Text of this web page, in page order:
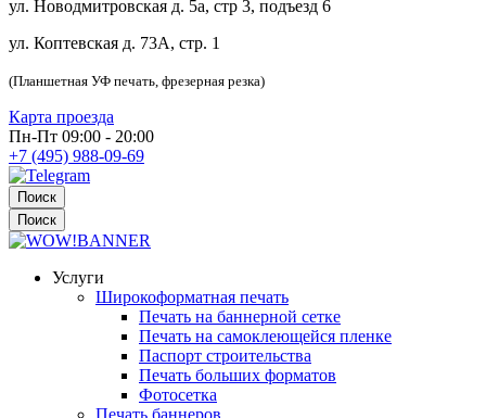
ул. Новодмитровская д. 5а, стр 3, подъезд 6
ул. Коптевская д. 73А, стр. 1
(Планшетная УФ печать, фрезерная резка)
Карта проезда
Пн-Пт 09:00 - 20:00
+7 (495) 988-09-69
Поиск
Поиск
Услуги
Широкоформатная печать
Печать на баннерной сетке
Печать на самоклеющейся пленке
Паспорт строительства
Печать больших форматов
Фотосетка
Печать баннеров